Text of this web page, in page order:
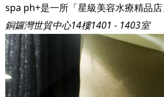
銅鑼灣世貿中心14樓1401 - 1403室